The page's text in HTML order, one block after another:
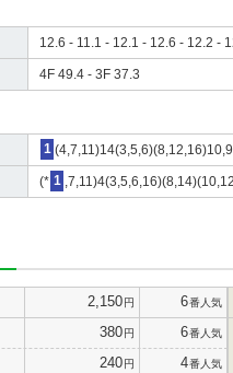
12.6 - 11.1 - 12.1 - 12.6 - 12.2 -
4F 49.4 - 3F 37.3
1
(* 1
2,150円 6番人気
380円 6番人気
240円 4番人気